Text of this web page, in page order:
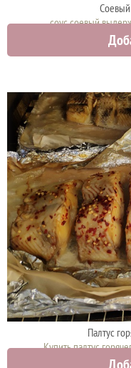
соус соевый
Палтус
Купить палтус